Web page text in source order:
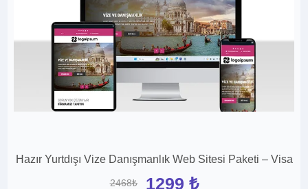
Hazır Yurtdışı Vize Danışmanlık Web Sitesi Paketi – Visa
2468₺ 1299 ₺